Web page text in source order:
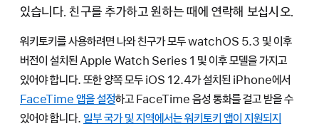
있습니다. 친구를 추가하고 원하는 때에 연락해 보십시오.
워키토키를 사용하려면 나와 친구가 모두 watchOS 5.3 및 이후
버전이 설치된 Apple Watch Series 1 및 이후 모델을 가지고
있어야 합니다. 또한 양쪽 모두 iOS 12.4가 설치된 iPhone에서
FaceTime 앱을 설정하고 FaceTime 음성 통화를 걸고 받을 수
있어야 합니다. 일부 국가 및 지역에서는 워키토키 앱이 지원되지